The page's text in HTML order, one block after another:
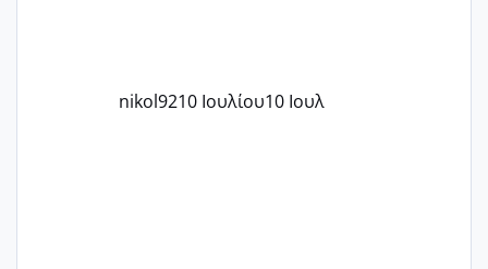
nikol9210 Ιουλίου10 Ιουλ